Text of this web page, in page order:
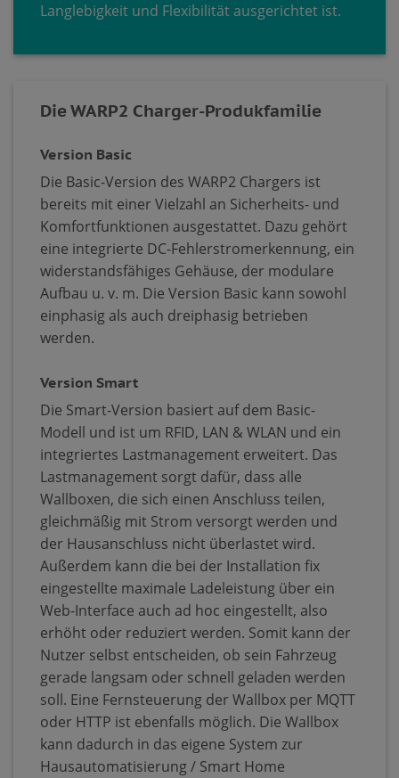
Langlebigkeit und Flexibilität ausgerichtet ist.
Die WARP2 Charger-Produkfamilie
Version Basic
Die Basic-Version des WARP2 Chargers ist
bereits mit einer Vielzahl an Sicherheits- und
Komfortfunktionen ausgestattet. Dazu gehört
eine integrierte DC-Fehlerstromerkennung, ein
widerstandsfähiges Gehäuse, der modulare
Aufbau u. v. m. Die Version Basic kann sowohl
einphasig als auch dreiphasig betrieben
werden.
Version Smart
Die Smart-Version basiert auf dem Basic-
Modell und ist um RFID, LAN & WLAN und ein
integriertes Lastmanagement erweitert. Das
Lastmanagement sorgt dafür, dass alle
Wallboxen, die sich einen Anschluss teilen,
gleichmäßig mit Strom versorgt werden und
der Hausanschluss nicht überlastet wird.
Außerdem kann die bei der Installation fix
eingestellte maximale Ladeleistung über ein
Web-Interface auch ad hoc eingestellt, also
erhöht oder reduziert werden. Somit kann der
Nutzer selbst entscheiden, ob sein Fahrzeug
gerade langsam oder schnell geladen werden
soll. Eine Fernsteuerung der Wallbox per MQTT
oder HTTP ist ebenfalls möglich. Die Wallbox
kann dadurch in das eigene System zur
Hausautomatisierung / Smart Home